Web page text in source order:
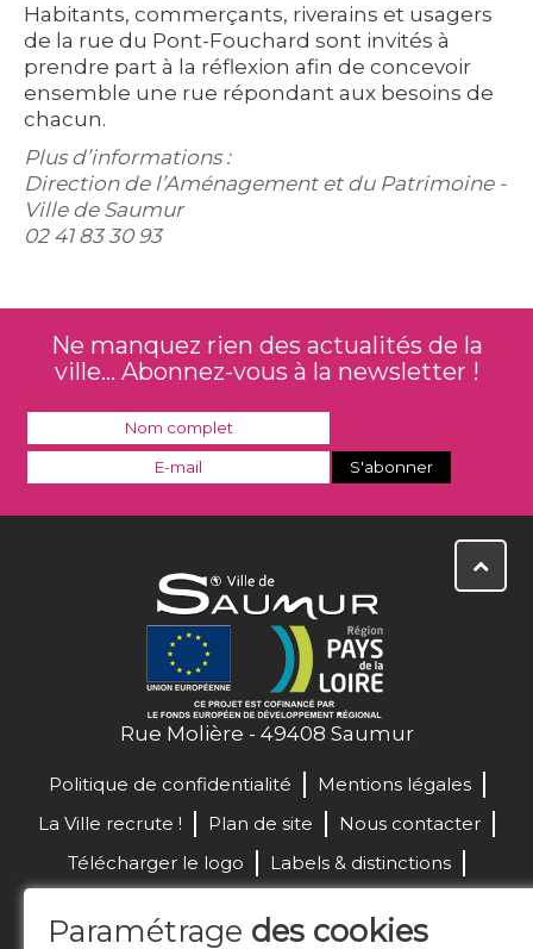
Habitants, commerçants, riverains et usagers
de la rue du Pont-Fouchard sont invités à
prendre part à la réflexion afin de concevoir
ensemble une rue répondant aux besoins de
chacun.
Plus d’informations :
Direction de l’Aménagement et du Patrimoine -
Ville de Saumur
02 41 83 30 93
Paramétrage des cookies
Ne manquez rien des actualités de la
ville... Abonnez-vous à la newsletter !
Rue Molière - 49408 Saumur
Politique de confidentialité
Mentions légales
La Ville recrute !
Plan de site
Nous contacter
Télécharger le logo
Labels & distinctions